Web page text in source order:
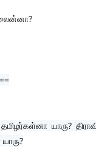
யாரு?